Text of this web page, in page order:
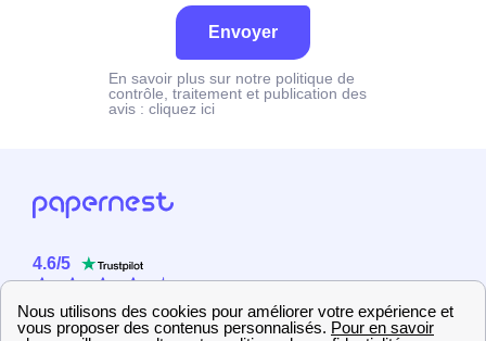
Envoyer
En savoir plus sur notre politique de
contrôle, traitement et publication des
avis : cliquez ici
4.6/5
2358 utilisateurs